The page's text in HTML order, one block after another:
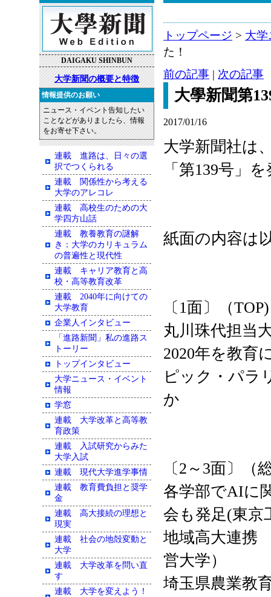
DAIGAKU SHINBUN
トップページ > 大学
た！
前の記事 | 次の記事
大學新聞第
2017/01/16
大学新聞社は
「第139号」
紙面の内容は
〔1面〕（TOP)
丸川珠代担当
2020年を教育
ピック・パ
か
〔2～3面〕（
各学部でAIに
会も発足(東京
地域高大連携
営大学）
埼玉県農業教
大学新聞の概要と特徴
情報提供のお願い
ニュース・イベント告知したい
ことなどがありましたら、情報
をお寄せ下さい。
連載 進路は、日々の選
択でつくられる
連載 関係性から考える
大学のアレコレ
連載 高校生のための大
学四方山話
連載 教養教育の謎解
き：大学のカリキュラム
の普遍性と現代性
連載 キャリア教育と高
校・高等教育改革
連載 2040年に向けての
大学教育
企業人インタビュー
「進路新聞」私の進路ス
トーリー
トップインタビュー
大学ニュース・イベント
情報
学窓
連載 大学改革と高等教
育政策
連載 入試研究からみた
大学入試
連載 現代大学進学事情
連載 教育費負担と奨学
金
連載 高大接続の理想と
現実
連載 社会の地殻変動と
大学
連載 大学改革を問い直
す
連載 大学を変えよう！